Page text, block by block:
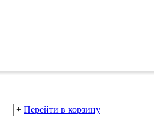
+ Перейти в корзину